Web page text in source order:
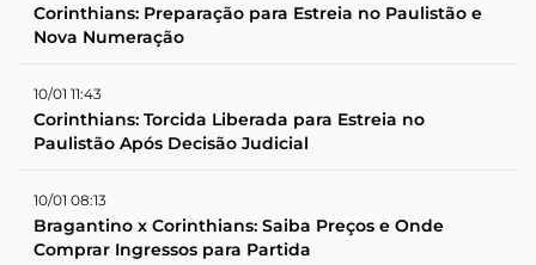
Corinthians: Preparação para Estreia no Paulistão e
Nova Numeração
10/01 11:43
Corinthians: Torcida Liberada para Estreia no
Paulistão Após Decisão Judicial
10/01 08:13
Bragantino x Corinthians: Saiba Preços e Onde
Comprar Ingressos para Partida